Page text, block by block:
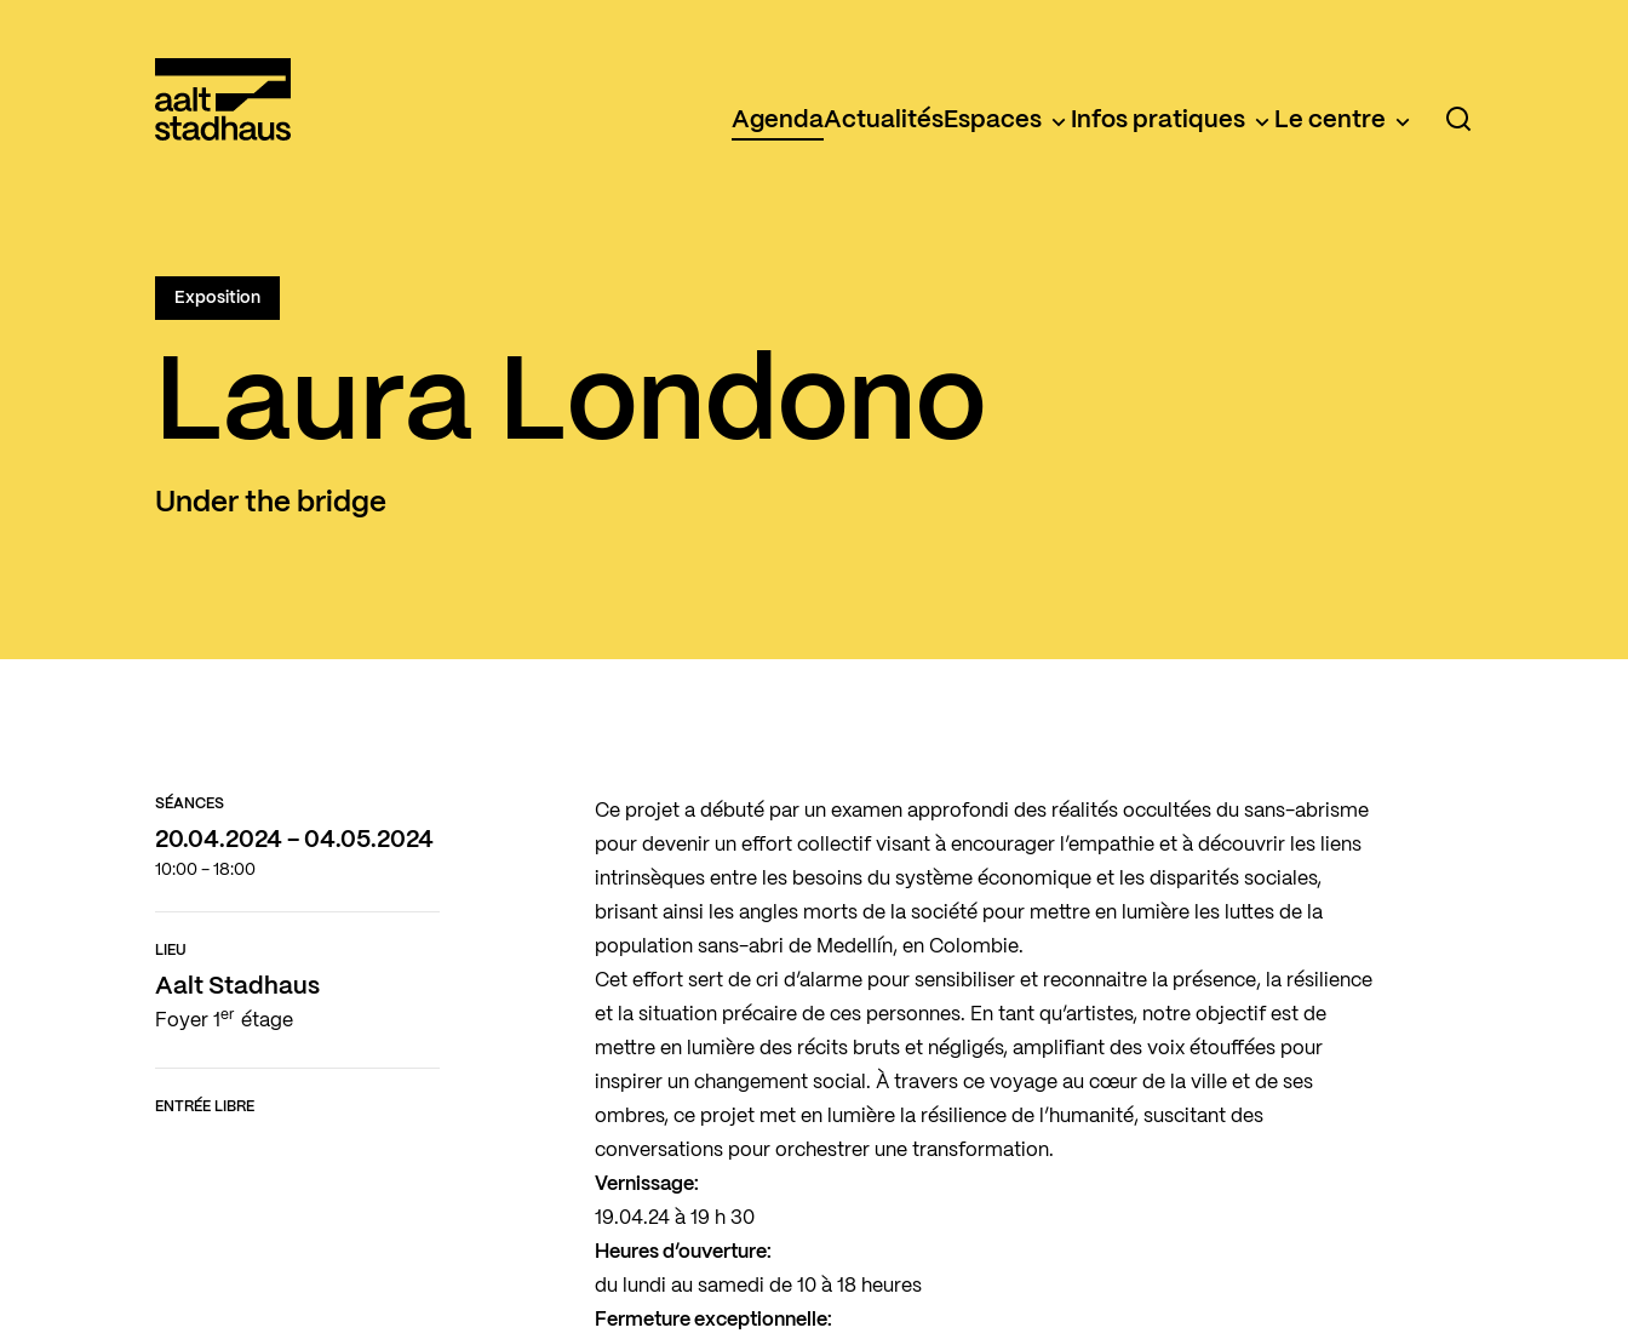
AgendaActualitésEspaces Infos pratiques Le centre
Exposition
Laura Londono
Under the bridge
SÉANCES
20.04.2024 - 04.05.2024
10:00 - 18:00
LIEU
Aalt Stadhaus
Foyer 1er étage
ENTRÉE LIBRE
Ce projet a débuté par un examen approfondi des réalités occultées du sans-abrisme
pour devenir un effort collectif visant à encourager l’empathie et à découvrir les liens
intrinsèques entre les besoins du système économique et les disparités sociales,
brisant ainsi les angles morts de la société pour mettre en lumière les luttes de la
population sans-abri de Medellín, en Colombie.
Cet effort sert de cri d’alarme pour sensibiliser et reconnaitre la présence, la résilience
et la situation précaire de ces personnes. En tant qu’artistes, notre objectif est de
mettre en lumière des récits bruts et négligés, amplifiant des voix étouffées pour
inspirer un changement social. À travers ce voyage au cœur de la ville et de ses
ombres, ce projet met en lumière la résilience de l’humanité, suscitant des
conversations pour orchestrer une transformation.
Vernissage:
19.04.24 à 19 h 30
Heures d’ouverture:
du lundi au samedi de 10 à 18 heures
Fermeture exceptionnelle: